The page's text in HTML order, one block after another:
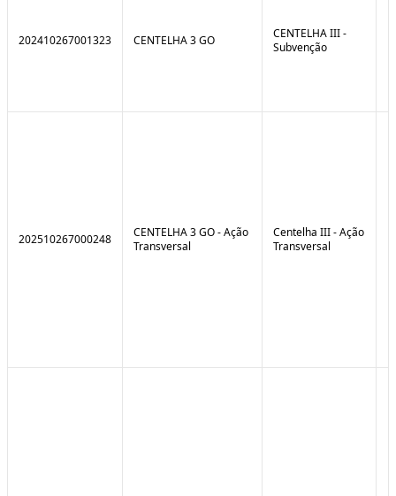
202410267001323 CENTELHA 3 GO
CENTELHA III -
Subvenção
202510267000248
CENTELHA 3 GO - Ação
Transversal
Centelha III - Ação
Transversal